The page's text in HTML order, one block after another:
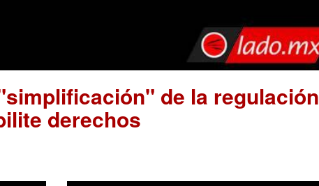
de la regulación
derechos